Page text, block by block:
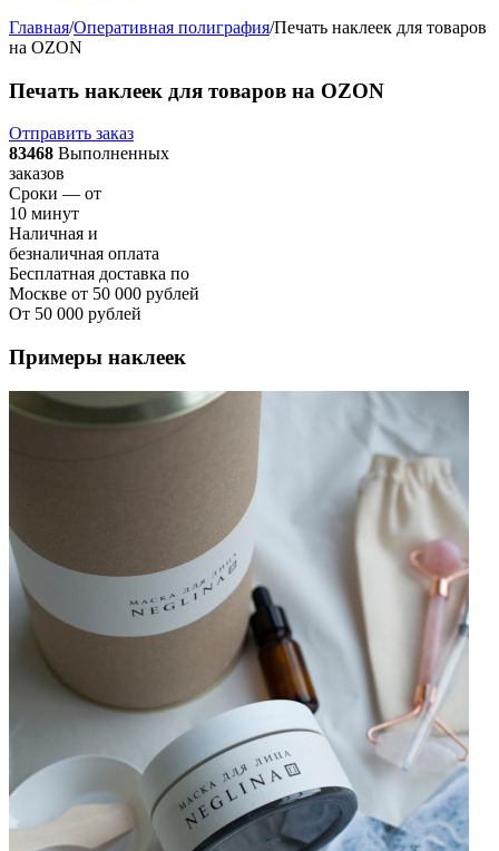
Главная/Оперативная полиграфия/Печать наклеек для товаров
на OZON
Печать наклеек для товаров на OZON
Отправить заказ
83468 Выполненных
заказов
Сроки — от
10 минут
Наличная и
безналичная оплата
Бесплатная доставка по
Москве от 50 000 рублей
От 50 000 рублей
Примеры наклеек